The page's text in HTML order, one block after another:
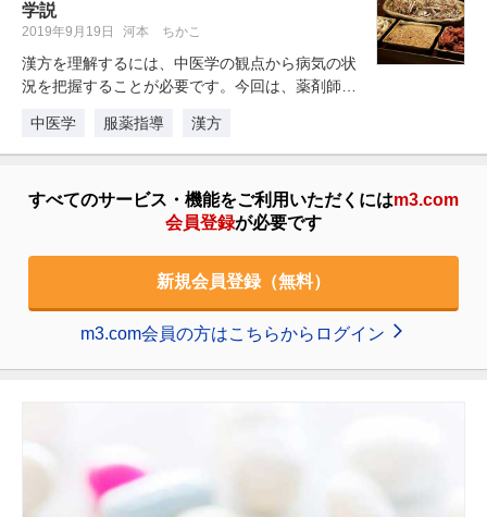
学説
2019年9月19日 河本 ちかこ
漢方を理解するには、中医学の観点から病気の状
況を把握することが必要です。今回は、薬剤師の
中医学
服薬指導 漢方
すべてのサービス・機能をご利用いただくにはm3.com
会員登録が必要です
新規会員登録（無料）
m3.com会員の方はこちらからログイン